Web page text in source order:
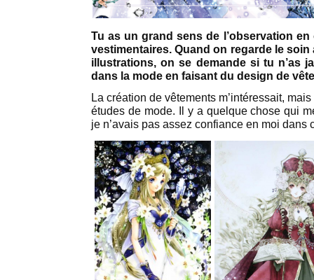
Tu as un grand sens de l’observation
vestimentaires. Quand on regarde le
illustrations, on se demande si tu n’as
dans la mode en faisant du design de
La création de vêtements m’intéressait,
études de mode. Il y a quelque chose qui
je n’avais pas assez confiance en moi dans